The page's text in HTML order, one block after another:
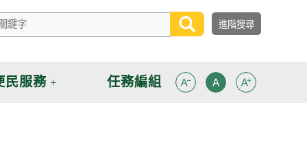
民服務 任務編組